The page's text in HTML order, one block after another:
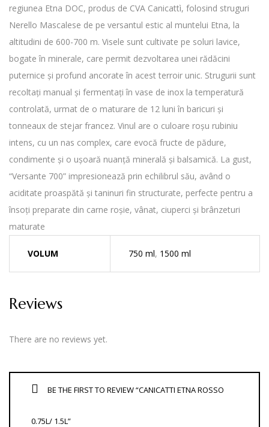
regiunea Etna DOC, produs de CVA Canicattì, folosind struguri
Nerello Mascalese de pe versantul estic al muntelui Etna, la
altitudini de 600-700 m. Visele sunt cultivate pe soluri lavice,
bogate în minerale, care permit dezvoltarea unei rădăcini
puternice și profund ancorate în acest terroir unic. Strugurii sunt
recoltați manual și fermentați în vase de inox la temperatură
controlată, urmat de o maturare de 12 luni în baricuri și
tonneaux de stejar francez. Vinul are o culoare roșu rubiniu
intens, cu un nas complex, care evocă fructe de pădure,
condimente și o ușoară nuanță minerală și balsamică. La gust,
“Versante 700” impresionează prin echilibrul său, având o
aciditate proaspătă și taninuri fin structurate, perfecte pentru a
însoți preparate din carne roșie, vânat, ciuperci și brânzeturi
maturate
VOLUM 750 ml, 1500 ml
Reviews
There are no reviews yet.
BE THE FIRST TO REVIEW “CANICATTI ETNA ROSSO
0.75L/ 1.5L”